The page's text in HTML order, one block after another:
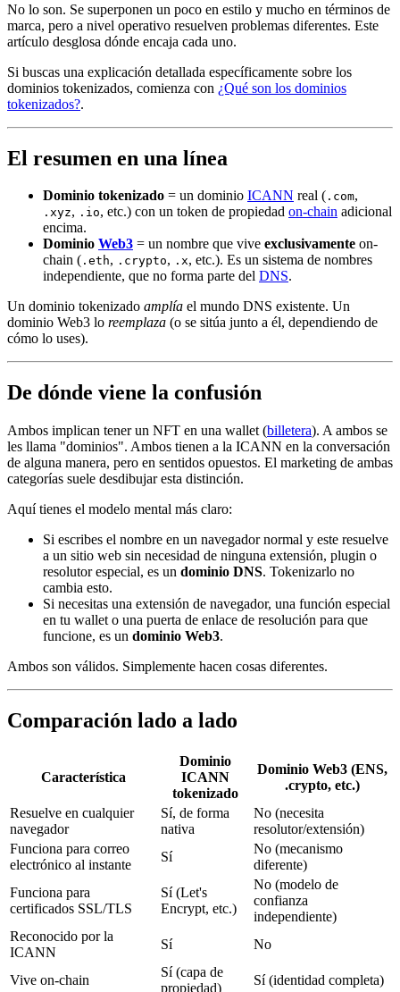
No lo son. Se superponen un poco en estilo y mucho en términos de
marca, pero a nivel operativo resuelven problemas diferentes. Este
artículo desglosa dónde encaja cada uno.
Si buscas una explicación detallada específicamente sobre los
dominios tokenizados, comienza con ¿Qué son los dominios
tokenizados?.
El resumen en una línea
Dominio tokenizado = un dominio ICANN real ( .com,
.xyz, .io, etc.) con un token de propiedad on-chain adicional
encima.
Dominio Web3 = un nombre que vive exclusivamente on-
chain ( .eth, .crypto, .x, etc.). Es un sistema de nombres
independiente, que no forma parte del DNS.
Un dominio tokenizado amplía el mundo DNS existente. Un
dominio Web3 lo reemplaza (o se sitúa junto a él, dependiendo de
cómo lo uses).
De dónde viene la confusión
Ambos implican tener un NFT en una wallet (billetera). A ambos se
les llama "dominios". Ambos tienen a la ICANN en la conversación
de alguna manera, pero en sentidos opuestos. El marketing de ambas
categorías suele desdibujar esta distinción.
Aquí tienes el modelo mental más claro:
Si escribes el nombre en un navegador normal y este resuelve
a un sitio web sin necesidad de ninguna extensión, plugin o
resolutor especial, es un dominio DNS. Tokenizarlo no
cambia esto.
Si necesitas una extensión de navegador, una función especial
en tu wallet o una puerta de enlace de resolución para que
funcione, es un dominio Web3.
Ambos son válidos. Simplemente hacen cosas diferentes.
Comparación lado a lado
Característica
Dominio
ICANN
tokenizado
Dominio Web3 (ENS,
.crypto, etc.)
Resuelve en cualquier
navegador
Sí, de forma
nativa
No (necesita
resolutor/extensión)
Funciona para correo
electrónico al instante
Sí
No (mecanismo
diferente)
Funciona para
certificados SSL/TLS
Sí (Let's
Encrypt, etc.)
No (modelo de
confianza
independiente)
Reconocido por la
ICANN
Sí No
Vive on-chain
Sí (capa de
propiedad)
Sí (identidad completa)